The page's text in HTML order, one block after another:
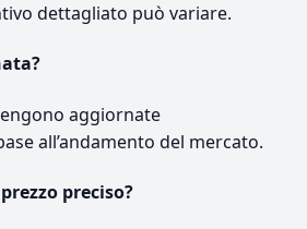
dettagliato può variare.
aggiornate
all’andamento del mercato.
preciso?